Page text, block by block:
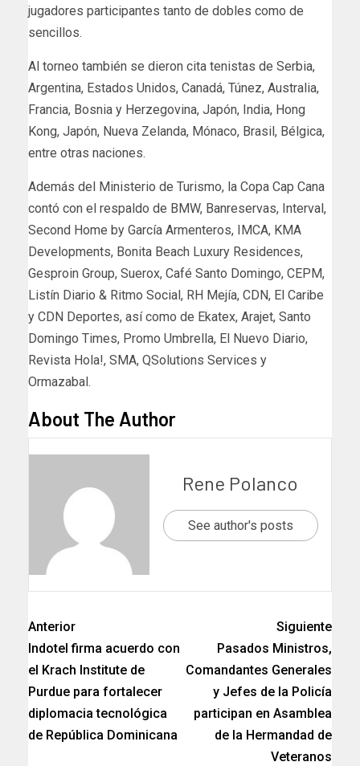
jugadores participantes tanto de dobles como de
sencillos.
Al torneo también se dieron cita tenistas de Serbia,
Argentina, Estados Unidos, Canadá, Túnez, Australia,
Francia, Bosnia y Herzegovina, Japón, India, Hong
Kong, Japón, Nueva Zelanda, Mónaco, Brasil, Bélgica,
entre otras naciones.
Además del Ministerio de Turismo, la Copa Cap Cana
contó con el respaldo de BMW, Banreservas, Interval,
Second Home by García Armenteros, IMCA, KMA
Developments, Bonita Beach Luxury Residences,
Gesproin Group, Suerox, Café Santo Domingo, CEPM,
Listín Diario & Ritmo Social, RH Mejía, CDN, El Caribe
y CDN Deportes, así como de Ekatex, Arajet, Santo
Domingo Times, Promo Umbrella, El Nuevo Diario,
Revista Hola!, SMA, QSolutions Services y
Ormazabal.
About The Author
Rene Polanco
See author's posts
Anterior
Indotel firma acuerdo con
el Krach Institute de
Purdue para fortalecer
diplomacia tecnológica
de República Dominicana
Siguiente
Pasados Ministros,
Comandantes Generales
y Jefes de la Policía
participan en Asamblea
de la Hermandad de
Veteranos